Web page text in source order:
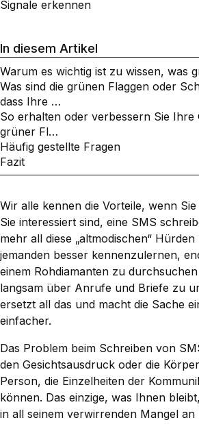
In diesem Artikel
Warum es wichtig ist zu wissen, was
Was sind die grünen Flaggen oder
dass Ihre …
So erhalten oder verbessern Sie Ihre
grüner Fl…
Häufig gestellte Fragen
Fazit
Wir alle kennen die Vorteile, wenn
Sie interessiert sind, eine SMS
mehr all diese „altmodischen“
jemanden besser kennenzulernen,
einem Rohdiamanten zu
langsam über Anrufe und Briefe zu
ersetzt all das und macht die Sache
einfacher.
Das Problem beim Schreiben von
den Gesichtsausdruck oder die
Person, die Einzelheiten der
können. Das einzige, was Ihnen
in all seinem verwirrenden Mangel an